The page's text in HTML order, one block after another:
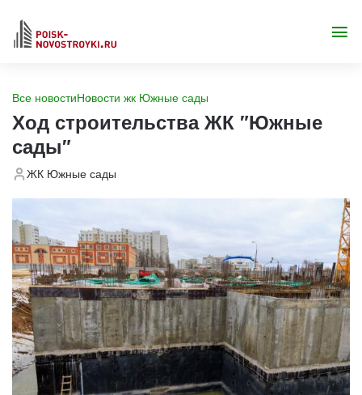
Все новостиНовости жк Южные сады
Ход строительства ЖК "Южные
сады"
ЖК Южные сады